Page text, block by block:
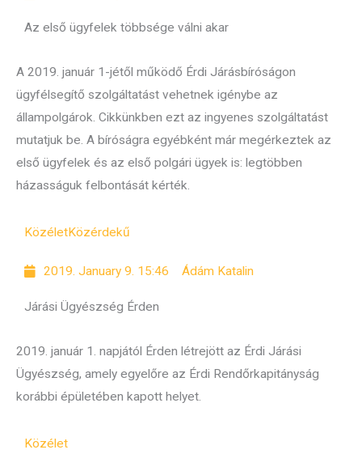
Az első ügyfelek többsége válni akar
A 2019. január 1-jétől működő Érdi Járásbíróságon
ügyfélsegítő szolgáltatást vehetnek igénybe az
állampolgárok. Cikkünkben ezt az ingyenes szolgáltatást
mutatjuk be. A bíróságra egyébként már megérkeztek az
első ügyfelek és az első polgári ügyek is: legtöbben
házasságuk felbontását kérték.
KözéletKözérdekű
2019. January 9. 15:46 Ádám Katalin
Járási Ügyészség Érden
2019. január 1. napjától Érden létrejött az Érdi Járási
Ügyészség, amely egyelőre az Érdi Rendőrkapitányság
korábbi épületében kapott helyet.
Közélet